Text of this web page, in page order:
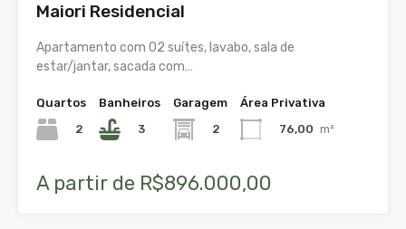
Maiori Residencial
Apartamento com 02 suítes, lavabo, sala de
estar/jantar, sacada com…
Quartos
2
Banheiros
3
Garagem
2
Área Privativa
76,00 m²
A partir de R$896.000,00